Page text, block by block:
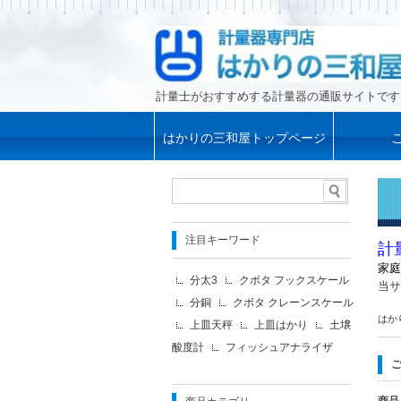
計量士がおすすめする計量器の通販サイトで
はかりの三和屋トップページ
計
家
当
はか
注目キーワード
分太3
クボタ フックスケール
分銅
クボタ クレーンスケール
上皿天秤
上皿はかり
土壌
酸度計
フィッシュアナライザ